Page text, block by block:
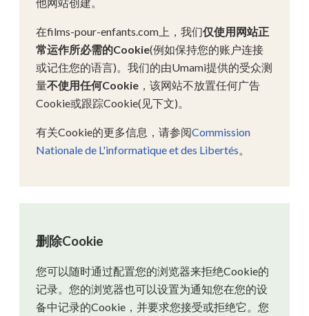
在films-pour-enfants.com上，我们仅使用网站正
常运作所必需的Cookie(例如保持您的账户连接
或记住您的语言)。我们的由Umami提供的受众测
量不使用任何Cookie ，该网站不放置任何广告
Cookie或跟踪Cookie(见下文)。
有关Cookie的更多信息，请参阅Commission
Nationale de L'informatique et des Libertés
删除Cookie
您可以随时通过配置您的浏览器来拒绝Cookie的
记录。您的浏览器也可以设置为通知您在您的设
备中记录的Cookie，并要求您接受或拒绝它。您